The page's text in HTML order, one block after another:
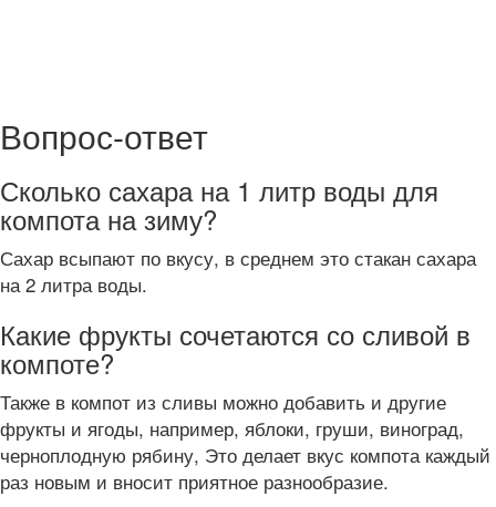
Вопрос-ответ
Сколько сахара на 1 литр воды для
компота на зиму?
Сахар всыпают по вкусу, в среднем это стакан сахара
на 2 литра воды.
Какие фрукты сочетаются со сливой в
компоте?
Также в компот из сливы можно добавить и другие
фрукты и ягоды, например, яблоки, груши, виноград,
черноплодную рябину, Это делает вкус компота каждый
раз новым и вносит приятное разнообразие.